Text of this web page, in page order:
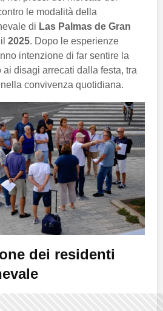
le modalità della
di Las Palmas de Gran
2025. Dopo le esperienze
intenzione di far sentire la
disagi arrecati dalla festa, tra
convivenza quotidiana.
dei residenti